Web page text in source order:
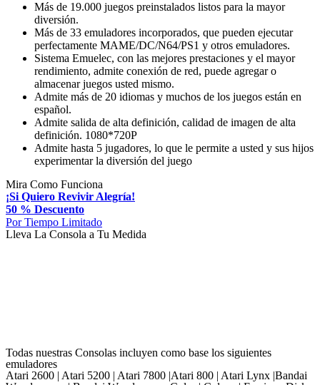
Más de 19.000 juegos preinstalados listos para la mayor
diversión.
Más de 33 emuladores incorporados, que pueden ejecutar
perfectamente MAME/DC/N64/PS1 y otros emuladores.
Sistema Emuelec, con las mejores prestaciones y el mayor
rendimiento, admite conexión de red, puede agregar o
almacenar juegos usted mismo.
Admite más de 20 idiomas y muchos de los juegos están en
español.
Admite salida de alta definición, calidad de imagen de alta
definición. 1080*720P
Admite hasta 5 jugadores, lo que le permite a usted y sus hijos
experimentar la diversión del juego
Mira Como Funciona
¡Si Quiero Revivir Alegría!
50 % Descuento
Por Tiempo Limitado
Lleva La Consola a Tu Medida
Todas nuestras Consolas incluyen como base los siguientes
emuladores
Atari 2600 | Atari 5200 | Atari 7800 |Atari 800 | Atari Lynx |Bandai